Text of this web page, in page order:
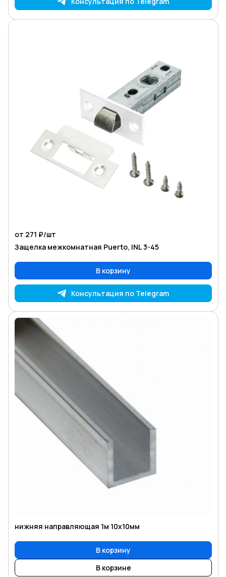
от 271 ₽/шт
Защелка межкомнатная Puerto, INL 3-45
В корзину
Консультация по Telegram
нижняя направляющая 1м 10х10мм
В корзину
В корзине